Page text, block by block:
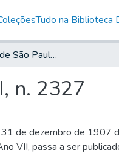
Tudo na Biblioteca
O Commercio de São Paulo, 1900, Ano VIII, n. 2327
n. 2327
de dezembro de 1907
VII, passa a ser